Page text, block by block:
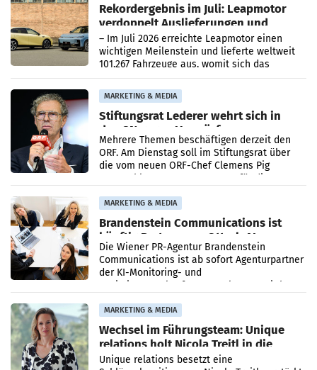
Rekordergebnis im Juli: Leapmotor
verdoppelt Auslieferungen und
überschreitet die 100.000er-Marke
– Im Juli 2026 erreichte Leapmotor einen
wichtigen Meilenstein und lieferte weltweit
101.267 Fahrzeuge aus, womit sich das
Ergebnis gegenüber Juli 2025 mehr als
verdoppelte (+102
MARKETING & MEDIA
Stiftungsrat Lederer wehrt sich in
den SN gegen Vorwürfe
Mehrere Themen beschäftigen derzeit den
ORF. Am Dienstag soll im Stiftungsrat über
die vom neuen ORF-Chef Clemens Pig
vorgeschlagenen Besetzungen für die
MARKETING & MEDIA
Brandenstein Communications ist
künftig Partner von OtterlyAI
Die Wiener PR-Agentur Brandenstein
Communications ist ab sofort Agenturpartner
der KI-Monitoring- und
Optimierungsplattform OtterlyAI. Damit baut
MARKETING & MEDIA
Wechsel im Führungsteam: Unique
relations holt Nicola Treitl in die
Geschäftsleitung
Unique relations besetzt eine